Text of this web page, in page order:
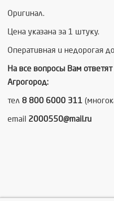
Оригинал.
Цена указана за 1 штуку.
Оперативная и недорогая
На все вопросы Вам
Агрогород:
тел 8 800 6000 311
email 2000550@mail.ru